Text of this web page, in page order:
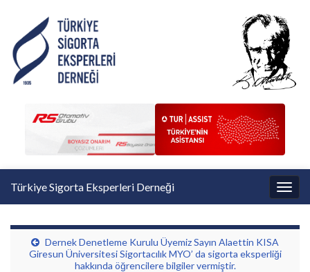
Türkiye Sigorta Eksperleri Derneği
Dernek Denetleme Kurulu Üyemiz Sayın Alaettin KISA
Giresun Üniversitesi Sigortacılık MYO’ da sigorta eksperliği
hakkında öğrencilere bilgiler vermiştir.